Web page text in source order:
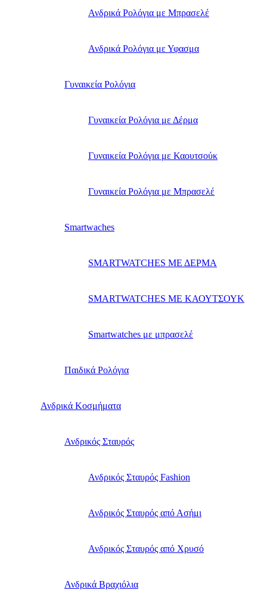
Ανδρικά Ρολόγια με Μπρασελέ
Ανδρικά Ρολόγια με Υφασμα
Γυναικεία Ρολόγια
Γυναικεία Ρολόγια με Δέρμα
Γυναικεία Ρολόγια με Καουτσούκ
Γυναικεία Ρολόγια με Μπρασελέ
Smartwaches
SMARTWATCHES ΜΕ ΔΕΡΜΑ
SMARTWATCHES ΜΕ ΚΑΟΥΤΣΟΥΚ
Smartwatches με μπρασελέ
Παιδικά Ρολόγια
Ανδρικά Κοσμήματα
Ανδρικός Σταυρός
Ανδρικός Σταυρός Fashion
Ανδρικός Σταυρός από Ασήμι
Ανδρικός Σταυρός από Χρυσό
Ανδρικά Βραχιόλια